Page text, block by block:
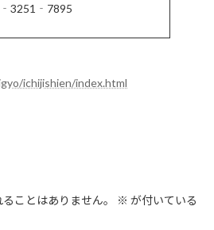
ichijishien/index.html
ことはありません。 ※ が付いている